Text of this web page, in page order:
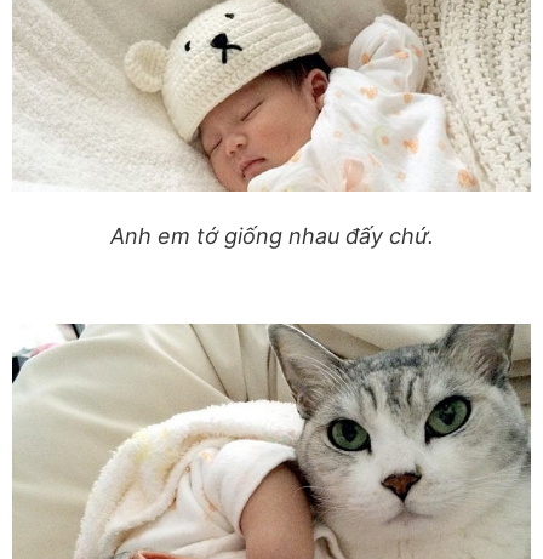
Anh em tớ giống nhau đấy chứ.